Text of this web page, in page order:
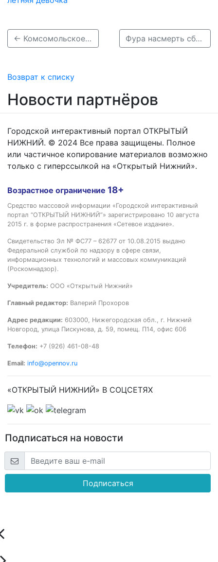
← Комсомольское шоссе в Нижнем Новгороде встало в пробке из-за массового ДТП Фура насмерть сбила пешехода на трассе под Дзержинском 14 декабря →
Возврат к списку
Новости партнёров
Городской интерактивный портал ОТКРЫТЫЙ
НИЖНИЙ. © 2024 Все права защищены. Полное
или частичное копирование материалов возможно
только с гиперссылкой на «Открытый Нижний».
Возрастное ограничение 18+
Средство массовой информации «Городской интерактивный
портал “ОТКРЫТЫЙ НИЖНИЙ”» зарегистрировано 10 августа
2015 г. в форме распространения «Сетевое издание».
Свидетельство Эл № ФС77 – 62677 от 10.08.2015 выдано
Федеральной службой по надзору в сфере связи,
информационных технологий и массовых коммуникаций
(Роскомнадзор).
Учредитель: ООО «Открытый Нижний»
Главный редактор: Валерий Прохоров
Адрес редакции: 603000, Нижегородская обл., г. Нижний
Новгород, улица Пискунова, д. 59, помещ. П14, офис 606
Телефон: +7 (926) 461-08-48
Email: info@opennov.ru
«ОТКРЫТЫЙ НИЖНИЙ» В СОЦСЕТЯХ
Подписаться на новости
Подписаться